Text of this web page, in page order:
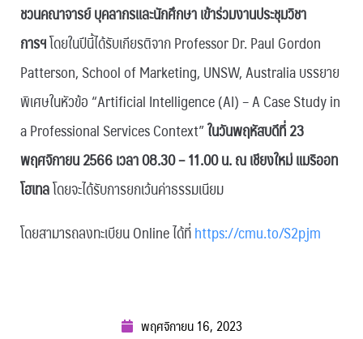
ชวนคณาจารย์ บุคลากรและนักศึกษา เข้าร่วมงานประชุมวิชา
การฯโดยในปีนี้ได้รับเกียรติจาก Professor Dr. Paul Gordon
Patterson, School of Marketing, UNSW, Australia บรรยาย
พิเศษในหัวข้อ “Artificial Intelligence (AI) – A Case Study in
a Professional Services Context”ในวันพฤหัสบดีที่ 23
พฤศจิกายน 2566 เวลา 08.30 – 11.00 น. ณ เชียงใหม่ แมริออท
โฮเทลโดยจะได้รับการยกเว้นค่าธรรมเนียม
โดยสามารถลงทะเบียน Online ได้ที่https://cmu.to/S2pjm
พฤศจิกายน 16, 2023